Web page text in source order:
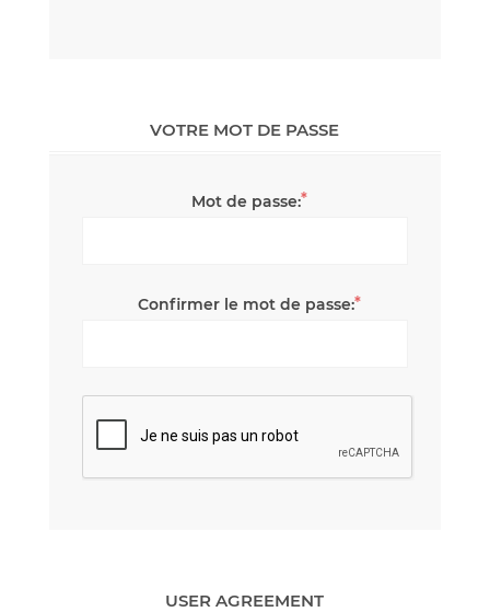
VOTRE MOT DE PASSE
Mot de passe:*
Confirmer le mot de passe:*
USER AGREEMENT